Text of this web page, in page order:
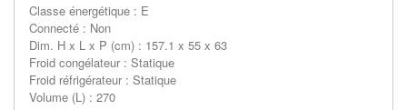
Classe énergétique : E
Connecté : Non
Dim. H x L x P (cm) : 157.1 x 55 x 63
Froid congélateur : Statique
Froid réfrigérateur : Statique
Volume (L) : 270